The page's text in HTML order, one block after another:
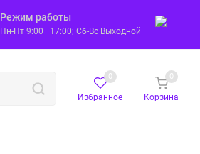
Режим работы
Пн-Пт 9:00—17:00; Сб-Вс Выходной
Избранное
0
Корзина
0